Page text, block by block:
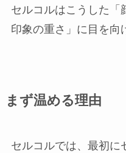
セルコルはこうした「
印象の重さ」に目を向
まず温める理由
セルコルでは、最初に